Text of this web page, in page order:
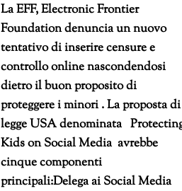
La EFF, Electronic Frontier
Foundation denuncia un nuovo
tentativo di inserire censure e
controllo online nascondendosi
dietro il buon proposito di
proteggere i minori . La proposta di
legge USA denominata
Kids on Social Media avrebbe
cinque componenti
principali:Delega ai Social Media